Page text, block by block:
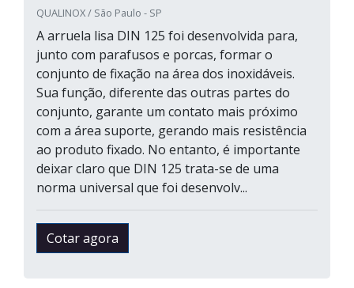
QUALINOX / São Paulo - SP
A arruela lisa DIN 125 foi desenvolvida para,
junto com parafusos e porcas, formar o
conjunto de fixação na área dos inoxidáveis.
Sua função, diferente das outras partes do
conjunto, garante um contato mais próximo
com a área suporte, gerando mais resistência
ao produto fixado. No entanto, é importante
deixar claro que DIN 125 trata-se de uma
norma universal que foi desenvolv...
Cotar agora